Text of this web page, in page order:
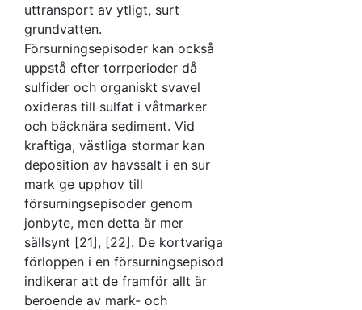
uttransport av ytligt, surt
grundvatten.
Försurningsepisoder kan också
uppstå efter torrperioder då
sulfider och organiskt svavel
oxideras till sulfat i våtmarker
och bäcknära sediment. Vid
kraftiga, västliga stormar kan
deposition av havssalt i en sur
mark ge upphov till
försurningsepisoder genom
jonbyte, men detta är mer
sällsynt [21], [22]. De kortvariga
förloppen i en försurningsepisod
indikerar att de framför allt är
beroende av mark- och